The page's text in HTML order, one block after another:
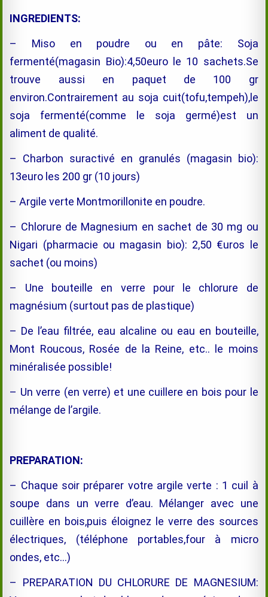
INGREDIENTS:
– Miso en poudre ou en pâte: Soja
fermenté(magasin Bio):4,50euro le 10 sachets.Se
trouve aussi en paquet de 100 gr
environ.Contrairement au soja cuit(tofu,tempeh),le
soja fermenté(comme le soja germé)est un
aliment de qualité.
– Charbon suractivé en granulés (magasin bio):
13euro les 200 gr (10 jours)
– Argile verte Montmorillonite en poudre.
– Chlorure de Magnesium en sachet de 30 mg ou
Nigari (pharmacie ou magasin bio): 2,50 €uros le
sachet (ou moins)
– Une bouteille en verre pour le chlorure de
magnésium (surtout pas de plastique)
– De l’eau filtrée, eau alcaline ou eau en bouteille,
Mont Roucous, Rosée de la Reine, etc.. le moins
minéralisée possible!
– Un verre (en verre) et une cuillere en bois pour le
mélange de l’argile.
PREPARATION:
– Chaque soir préparer votre argile verte : 1 cuil à
soupe dans un verre d’eau. Mélanger avec une
cuillère en bois,puis éloignez le verre des sources
électriques, (téléphone portables,four à micro
ondes, etc…)
– PREPARATION DU CHLORURE DE MAGNESIUM: